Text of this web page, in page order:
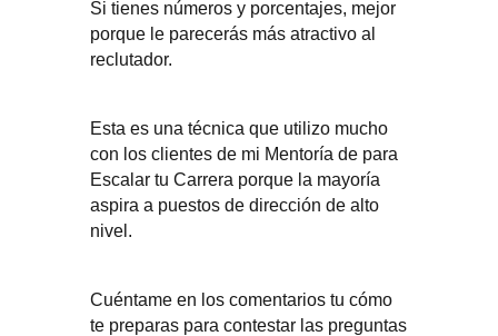
Si tienes números y porcentajes, mejor
porque le parecerás más atractivo al
reclutador.
Esta es una técnica que utilizo mucho
con los clientes de mi Mentoría de para
Escalar tu Carrera porque la mayoría
aspira a puestos de dirección de alto
nivel.
Cuéntame en los comentarios tu cómo
te preparas para contestar las preguntas